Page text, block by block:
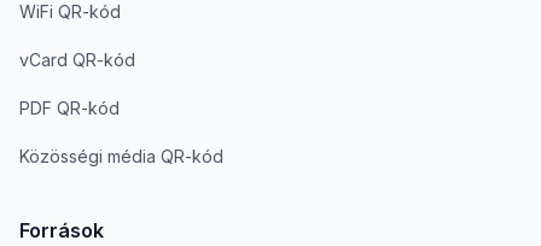
WiFi QR-kód
vCard QR-kód
PDF QR-kód
Közösségi média QR-kód
Források